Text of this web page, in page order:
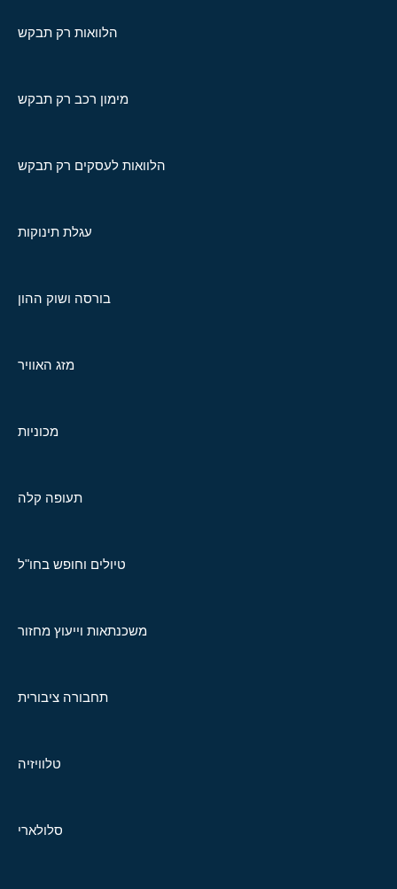
הלוואות רק תבקש
מימון רכב רק תבקש
הלוואות לעסקים רק תבקש
עגלת תינוקות
בורסה ושוק ההון
מזג האוויר
מכוניות
תעופה קלה
טיולים וחופש בחו"ל
משכנתאות וייעוץ מחזור
תחבורה ציבורית
טלוויזיה
סלולארי